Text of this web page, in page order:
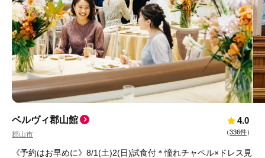
ベルヴィ郡山館
郡山市
4.0
（336件）
《予約はお早めに》8/1(土)2(日)試食付＊憧れチャペル×ドレス見